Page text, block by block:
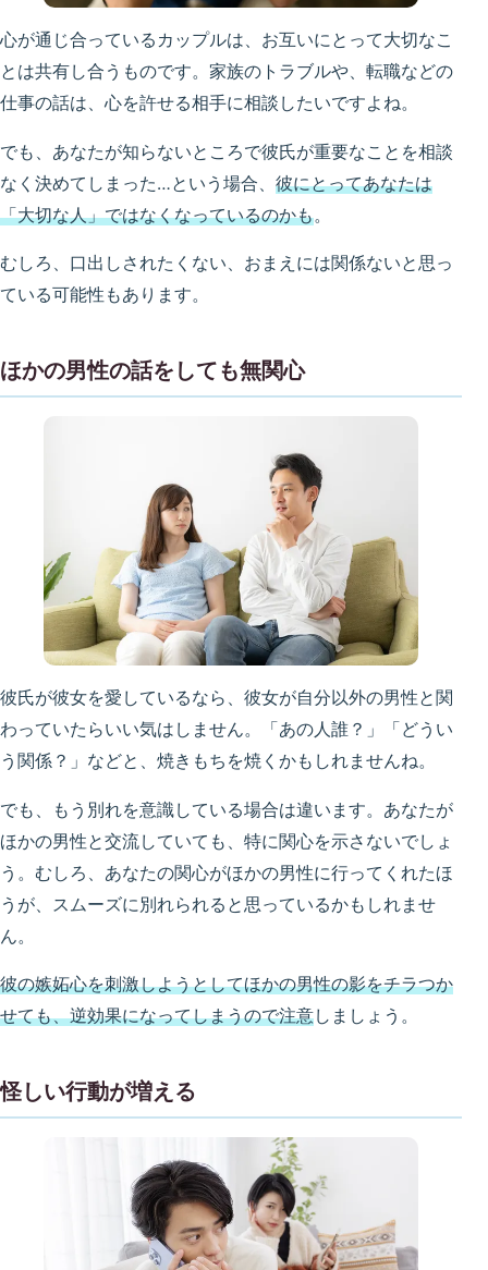
心が通じ合っているカップルは、お互いにとって大切なこ
とは共有し合うものです。家族のトラブルや、転職などの
仕事の話は、心を許せる相手に相談したいですよね。
でも、あなたが知らないところで彼氏が重要なことを相談
なく決めてしまった…という場合、 彼にとってあなたは
「大切な人」ではなくなっているのかも。
むしろ、口出しされたくない、おまえには関係ないと思っ
ている可能性もあります。
ほかの男性の話をしても無関心
彼氏が彼女を愛しているなら、彼女が自分以外の男性と関
わっていたらいい気はしません。「あの人誰？」「どうい
う関係？」などと、焼きもちを焼くかもしれませんね。
でも、もう別れを意識している場合は違います。あなたが
ほかの男性と交流していても、特に関心を示さないでしょ
う。むしろ、あなたの関心がほかの男性に行ってくれたほ
うが、スムーズに別れられると思っているかもしれませ
ん。
彼の嫉妬心を刺激しようとしてほかの男性の影をチラつか
せても、逆効果になってしまうので注意しましょう。
怪しい行動が増える